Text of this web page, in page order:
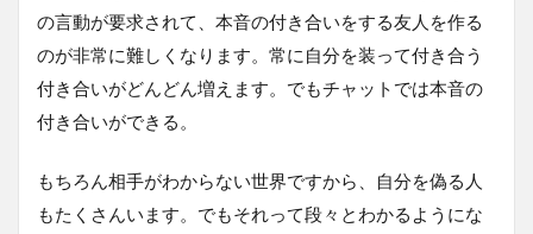
の言動が要求されて、本音の付き合いをする友人を作る
のが非常に難しくなります。常に自分を装って付き合う
付き合いがどんどん増えます。でもチャットでは本音の
付き合いができる。
もちろん相手がわからない世界ですから、自分を偽る人
もたくさんいます。でもそれって段々とわかるようにな